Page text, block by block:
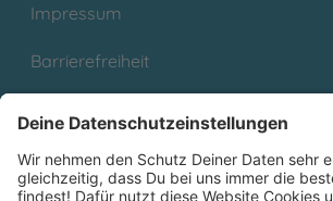
Impressum
Barrierefreiheit
Partnerprogramm (Affiliate)